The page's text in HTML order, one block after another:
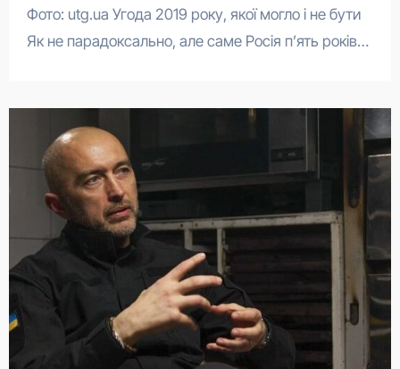
Фото: utg.ua Угода 2019 року, якої могло і не бути
Як не парадоксально, але саме Росія п’ять років…